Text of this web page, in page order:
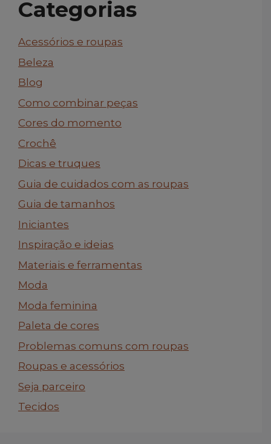
Categorias
Acessórios e roupas
Beleza
Blog
Como combinar peças
Cores do momento
Crochê
Dicas e truques
Guia de cuidados com as roupas
Guia de tamanhos
Iniciantes
Inspiração e ideias
Materiais e ferramentas
Moda
Moda feminina
Paleta de cores
Problemas comuns com roupas
Roupas e acessórios
Seja parceiro
Tecidos